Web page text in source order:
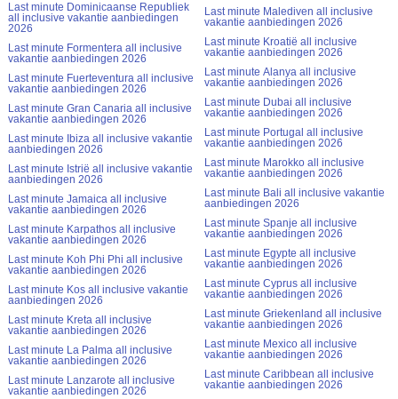
Last minute Dominicaanse Republiek
all inclusive vakantie aanbiedingen
2026
Last minute Formentera all inclusive
vakantie aanbiedingen 2026
Last minute Fuerteventura all inclusive
vakantie aanbiedingen 2026
Last minute Gran Canaria all inclusive
vakantie aanbiedingen 2026
Last minute Ibiza all inclusive vakantie
aanbiedingen 2026
Last minute Istrië all inclusive vakantie
aanbiedingen 2026
Last minute Jamaica all inclusive
vakantie aanbiedingen 2026
Last minute Karpathos all inclusive
vakantie aanbiedingen 2026
Last minute Koh Phi Phi all inclusive
vakantie aanbiedingen 2026
Last minute Kos all inclusive vakantie
aanbiedingen 2026
Last minute Kreta all inclusive
vakantie aanbiedingen 2026
Last minute La Palma all inclusive
vakantie aanbiedingen 2026
Last minute Lanzarote all inclusive
vakantie aanbiedingen 2026
Last minute Malediven all inclusive
vakantie aanbiedingen 2026
Last minute Kroatië all inclusive
vakantie aanbiedingen 2026
Last minute Alanya all inclusive
vakantie aanbiedingen 2026
Last minute Dubai all inclusive
vakantie aanbiedingen 2026
Last minute Portugal all inclusive
vakantie aanbiedingen 2026
Last minute Marokko all inclusive
vakantie aanbiedingen 2026
Last minute Bali all inclusive vakantie
aanbiedingen 2026
Last minute Spanje all inclusive
vakantie aanbiedingen 2026
Last minute Egypte all inclusive
vakantie aanbiedingen 2026
Last minute Cyprus all inclusive
vakantie aanbiedingen 2026
Last minute Griekenland all inclusive
vakantie aanbiedingen 2026
Last minute Mexico all inclusive
vakantie aanbiedingen 2026
Last minute Caribbean all inclusive
vakantie aanbiedingen 2026